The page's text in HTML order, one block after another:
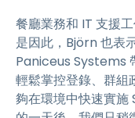
餐廳業務和 IT 支援
是因此，Björn 也
Paniceus Systems
輕鬆掌控登錄、群組
夠在環境中快速實